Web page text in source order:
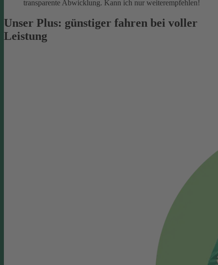
transparente Abwicklung. Kann ich nur weiterempfehlen!
Unser Plus: günstiger fahren bei voller
Leistung